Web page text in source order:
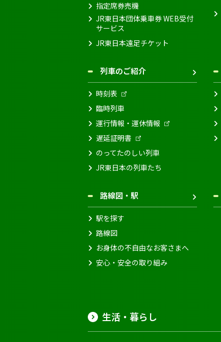
指定席券売機
JR東日本団体乗車券 WEB受付
サービス
JR東日本遠足チケット
列車のご紹介
時刻表
臨時列車
運行情報・運休情報
遅延証明書
のってたのしい列車
JR東日本の列車たち
路線図・駅
駅を探す
路線図
お身体の不自由なお客さまへ
安心・安全の取り組み
生活・暮らし